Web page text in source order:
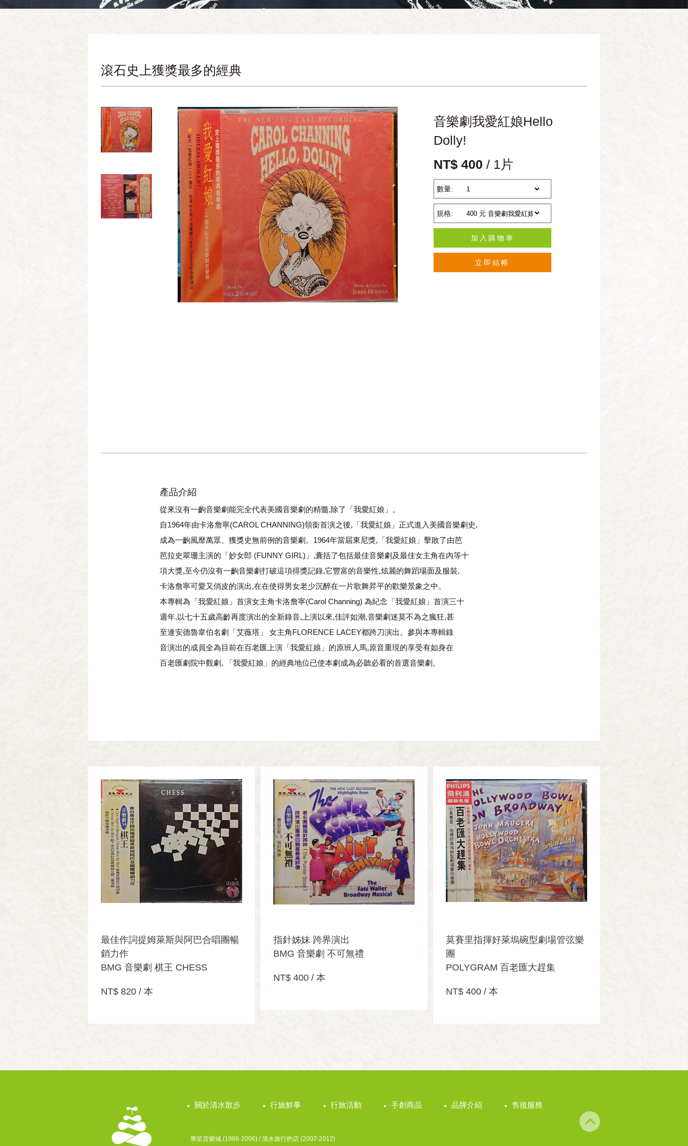
滾石史上獲獎最多的經典
音樂劇我愛紅娘Hello
Dolly!
NT$ 400 / 1片
數量:
規格:
加入購物車
立即結帳
產品介紹
從來沒有一齣音樂劇能完全代表美國音樂劇的精髓,除了「我愛紅娘」。
自1964年由卡洛詹寧(CAROL CHANNING)領銜首演之後,「我愛紅娘」正式進入美國音樂劇史,
成為一齣風靡萬眾、獲獎史無前例的音樂劇。1964年當屆東尼獎,「我愛紅娘」擊敗了由芭
芭拉史翠珊主演的「妙女郎 (FUNNY GIRL)」,囊括了包括最佳音樂劇及最佳女主角在內等十
項大獎,至今仍沒有一齣音樂劇打破這項得獎記錄,它豐富的音樂性,炫麗的舞蹈場面及服裝,
卡洛詹寧可愛又俏皮的演出,在在使得男女老少沉醉在一片歌舞昇平的歡樂景象之中。
本專輯為「我愛紅娘」首演女主角卡洛詹寧(Carol Channing) 為紀念「我愛紅娘」首演三十
週年,以七十五歲高齡再度演出的全新錄音,上演以來,佳評如潮,音樂劇迷莫不為之瘋狂,甚
至連安德魯韋伯名劇「艾薇塔」 女主角FLORENCE LACEY都跨刀演出。參與本專輯錄
音演出的成員全為目前在百老匯上演「我愛紅娘」的原班人馬,原音重現的享受有如身在
百老匯劇院中觀劇, 「我愛紅娘」的經典地位已使本劇成為必聽必看的首選音樂劇。
最佳作詞提姆萊斯與阿巴合唱團暢
銷力作
BMG 音樂劇 棋王 CHESS
NT$ 820 / 本
指針姊妹 跨界演出
BMG 音樂劇 不可無禮
NT$ 400 / 本
莫賽里指揮好萊塢碗型劇場管弦樂
團
POLYGRAM 百老匯大趕集
NT$ 400 / 本
關於清水散步 行旅鮮事 行旅活動 手創商品 品牌介紹 售後服務
華笙音樂城 (1986-2006) / 清水旅行的店 (2007-2012)